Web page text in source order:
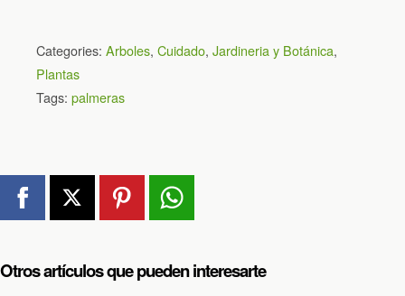
Categories: Arboles, Cuidado, Jardineria y Botánica,
Plantas
Tags: palmeras
Otros artículos que pueden interesarte